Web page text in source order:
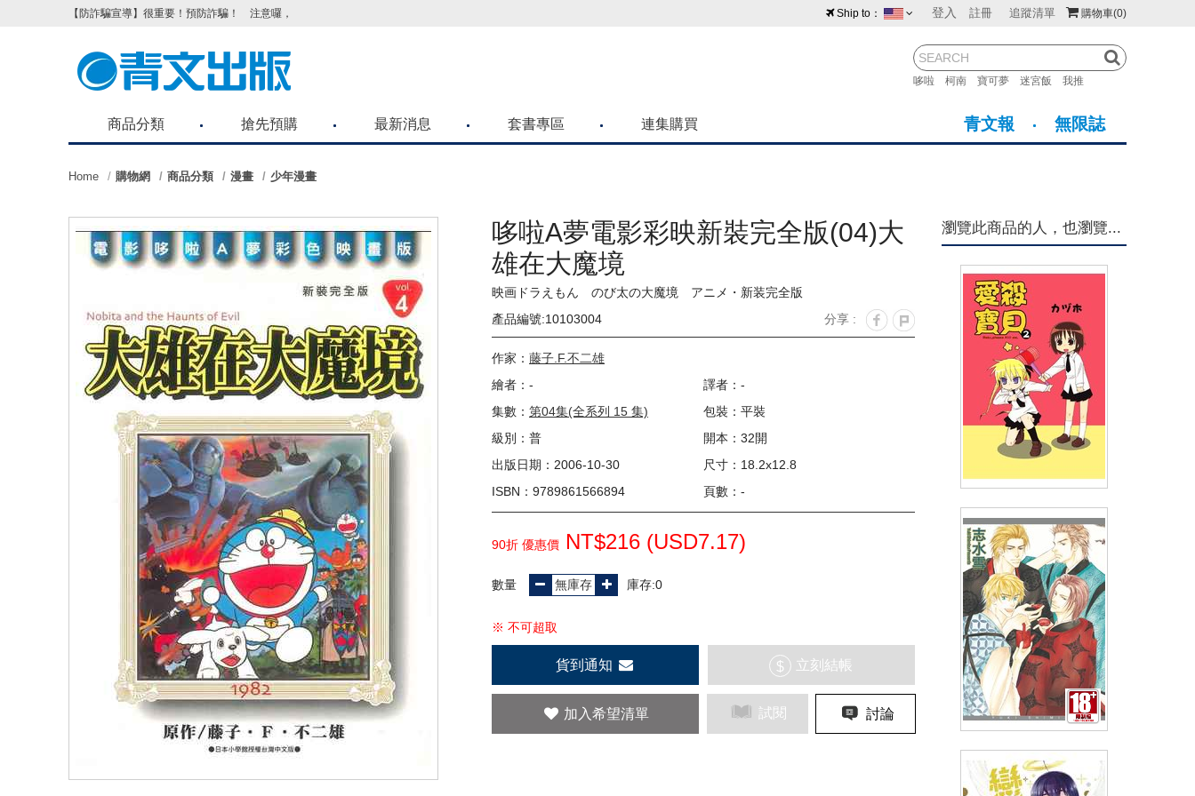
購物車(0)
登入 註冊 追蹤清單
哆啦 柯南 寶可夢 迷宮飯 我推
Ship to：
紐西蘭 馬來西亞
澳門 菲律賓
【防詐騙宣導】很重要！預防詐騙！ 注意囉，不要被騙了！請各位喜歡青文購物網的朋友們，提高警覺！
商品分類 搶先預購 最新消息 套書專區 連集購買 青文報 無限誌
Home 購物網 商品分類 漫畫 少年漫畫
哆啦A夢電影彩映新裝完全版(04)大
雄在大魔境
映画ドラえもん のび太の大魔境 アニメ・新装完全版
產品編號:10103004
分享 :
作家： 藤子.F.不二雄
繪者：-
譯者：-
集數： 第04集(全系列 15 集)
包裝：平裝
級別：普
開本：32開
出版日期：2006-10-30
尺寸：18.2x12.8
ISBN：9789861566894
頁數：-
90折 優惠價 NT$216 (USD7.17)
數量 庫存:0
※ 不可超取
貨到通知 $ 立刻結帳
加入希望清單 試閱 討論
瀏覽此商品的人，也瀏覽...
NT$160 90折 NT$144 ( USD
是-ZE-(01)一生一世11週年紫醉
金迷限量典藏版